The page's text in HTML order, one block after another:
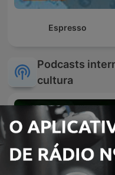
Espresso
Podcasts
cultura